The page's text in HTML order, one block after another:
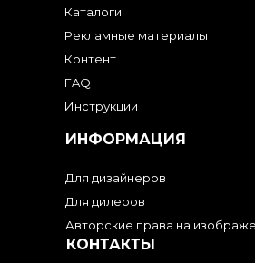
Каталоги
Рекламные материалы
Контент
FAQ
Инструкции
ИНФОРМАЦИЯ
Для дизайнеров
Для дилеров
Авторские права на
КОНТАКТЫ